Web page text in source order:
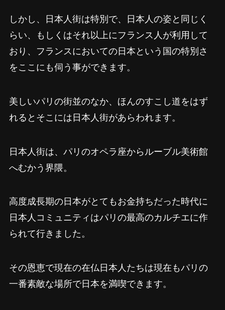
しかし、日本人街は特別で、日本人の姿と同じく
らい、もしくはそれ以上にフランス人が利用して
おり、フランスにおいての日本という国の特別さ
をここにも伺う事ができます。
美しいパリの街並のなか、ほんのすこし道をはず
れるとそこには日本人街があらわれます。
日本人街は、パリのオペラ座からルーブル美術館
へむかう界隈。
高度成長期の日本がとてもお金持ちだった時代に
日本人コミュニティはパリの最高のカルチエに作
られて行きました。
その恩恵で現在の在仏日本人たちは現在もパリの
一番素敵な場所で日本を満喫できます。